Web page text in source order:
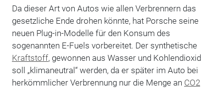
Da dieser Art von Autos wie allen Verbrennern das
gesetzliche Ende drohen könnte, hat Porsche seine
neuen Plug-in-Modelle für den Konsum des
sogenannten E-Fuels vorbereitet. Der synthetische
Kraftstoff, gewonnen aus Wasser und Kohlendioxid
soll „klimaneutral“ werden, da er später im Auto bei
herkömmlicher Verbrennung nur die Menge an CO2